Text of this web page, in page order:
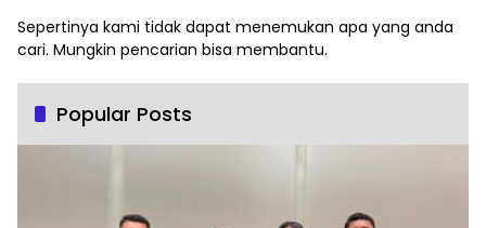
Sepertinya kami tidak dapat menemukan apa yang anda
cari. Mungkin pencarian bisa membantu.
Popular Posts